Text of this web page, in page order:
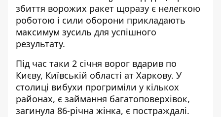
збиття ворожих ракет щоразу є нелегкою
роботою і сили оборони прикладають
максимум зусиль для успішного
результату.
Під час таки 2 січня ворог вдарив по
Києву, Київській області ат Харкову. У
столиці вибухи прогриміли у кількох
районах, є займання багатоповерхівок,
загинула 86-річна жінка, є постраждалі.